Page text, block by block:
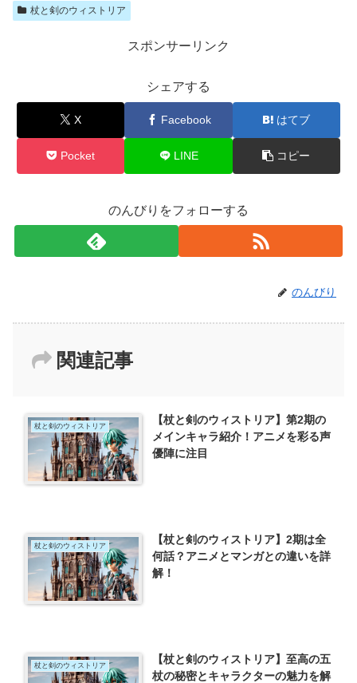
杖と剣のウィストリア
スポンサーリンク
シェアする
X Facebook はてブ
Pocket LINE コピー
のんびりをフォローする
のんびり
関連記事
杖と剣のウィストリア
【杖と剣のウィストリア】第2期の
メインキャラ紹介！アニメを彩る声
優陣に注目
杖と剣のウィストリア
【杖と剣のウィストリア】2期は全
何話？アニメとマンガとの違いを詳
解！
杖と剣のウィストリア
【杖と剣のウィストリア】至高の五
杖の秘密とキャラクターの魅力を解